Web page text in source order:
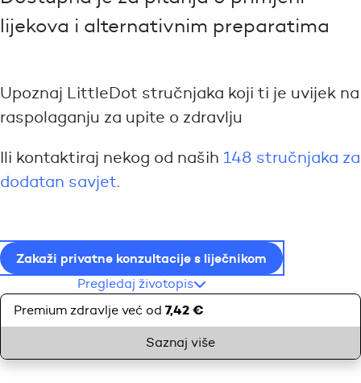
lijekova i alternativnim preparatima
Upoznaj LittleDot stručnjaka koji ti je uvijek na
raspolaganju za upite o zdravlju
Ili kontaktiraj nekog od naših 148 stručnjaka za
dodatan savjet.
Zakaži privatne konzultacije s liječnikom
Pregledaj životopis
Premium zdravlje već od 7,42 €
Saznaj više